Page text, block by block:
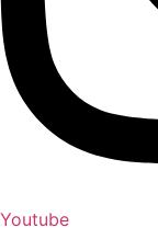
Youtube